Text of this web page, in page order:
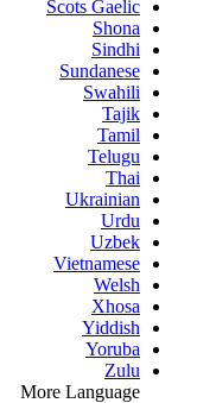
Scots Gaelic
Shona
Sindhi
Sundanese
Swahili
Tajik
Tamil
Telugu
Thai
Ukrainian
Urdu
Uzbek
Vietnamese
Welsh
Xhosa
Yiddish
Yoruba
Zulu
More Language